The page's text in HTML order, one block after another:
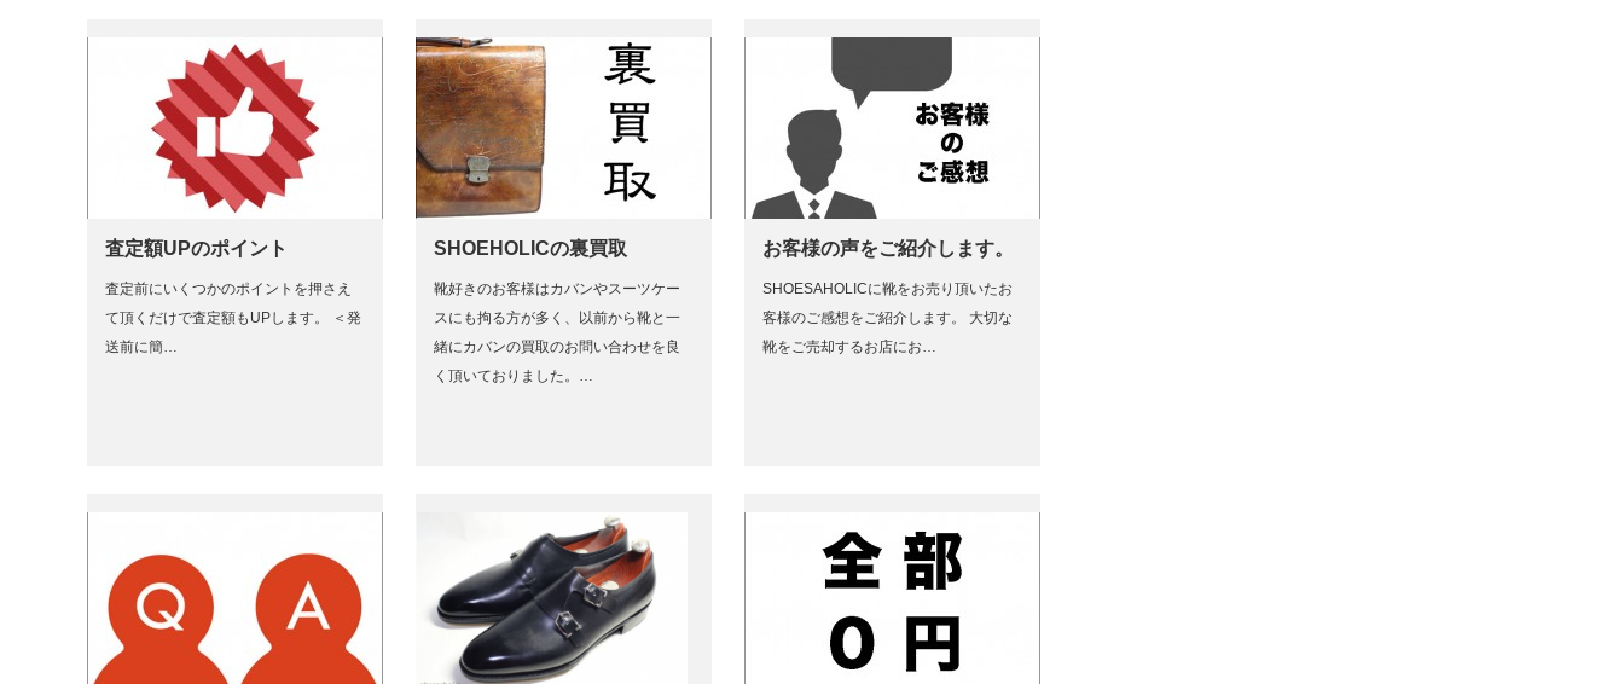
査定額UPのポイント
査定前にいくつかのポイントを押さえ
て頂くだけで査定額もUPします。 ＜発
送前に簡…
SHOEHOLICの裏買取
靴好きのお客様はカバンやスーツケー
スにも拘る方が多く、以前から靴と一
緒にカバンの買取のお問い合わせを良
く頂いておりました。…
お客様の声をご紹介します。
SHOESAHOLICに靴をお売り頂いたお
客様のご感想をご紹介します。 大切な
靴をご売却するお店にお…